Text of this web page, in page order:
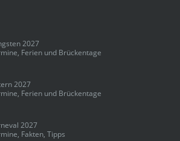
2027
Ferien und Brückentage
2027
Ferien und Brückentage
2027
Fakten, Tipps